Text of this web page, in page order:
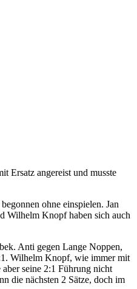
Ersatz angereist und musste
ohne einspielen. Jan
Wilhelm Knopf haben sich auch
Anti gegen Lange Noppen,
Wilhelm Knopf, wie immer mit
seine 2:1 Führung nicht
die nächsten 2 Sätze, doch im